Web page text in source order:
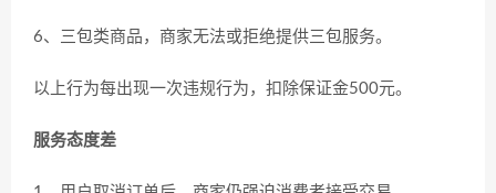
6、三包类商品，商家无法或拒绝提供三包服务。
以上行为每出现一次违规行为，扣除保证金500元。
服务态度差